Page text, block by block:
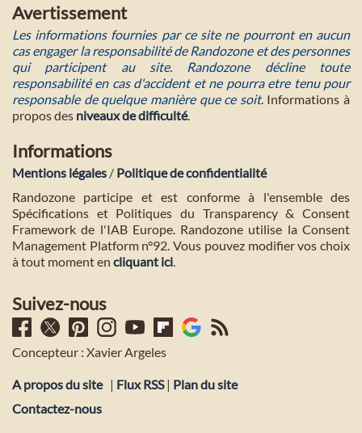
Avertissement
Les informations fournies par ce site ne pourront en aucun
cas engager la responsabilité de Randozone et des personnes
qui participent au site. Randozone décline toute
responsabilité en cas d'accident et ne pourra etre tenu pour
responsable de quelque manière que ce soit. Informations à
propos des niveaux de difficulté.
Informations
Mentions légales / Politique de confidentialité
Randozone participe et est conforme à l'ensemble des
Spécifications et Politiques du Transparency & Consent
Framework de l'IAB Europe. Randozone utilise la Consent
Management Platform n°92. Vous pouvez modifier vos choix
à tout moment en cliquant ici.
Suivez-nous
Concepteur : Xavier Argeles
A propos du site | Flux RSS| Plan du site
Contactez-nous